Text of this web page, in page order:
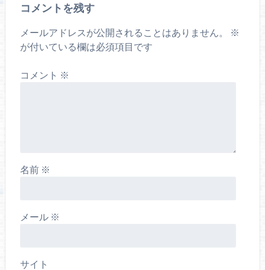
コメントを残す
メールアドレスが公開されることはありません。
※
が付いている欄は必須項目です
コメント ※
名前 ※
メール ※
サイト